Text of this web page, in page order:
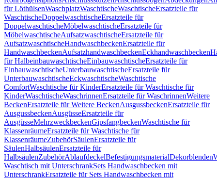
für LöthülsenWaschplatzWaschtischeWaschtischeErsatzteile für
WaschtischeDoppelwaschtischeErsatzteile für
DoppelwaschtischeMöbelwaschtischeErsatzteile für
MöbelwaschtischeAufsatzwaschtischeErsatzteile für
AufsatzwaschtischeHandwaschbeckenErsatzteile für
HandwaschbeckenAufsatzhandwaschbeckenEckhandwaschbecken
für HalbeinbauwaschtischeEinbauwaschtischeErsatzteile für
EinbauwaschtischeUnterbauwaschtischeErsatzteile für
UnterbauwaschtischeEckwaschtischeWaschtische
ComfortWaschtische für KinderErsatzteile für Waschtische für
KinderWaschtischeWaschrinnenErsatzteile für WaschrinnenWeitere
BeckenErsatzteile für Weitere BeckenAusgussbeckenErsatzteile für
AusgussbeckenAusgüsseErsatzteile für
AusgüsseMehrzweckbeckenGipsfangbeckenWaschtische für
KlassenräumeErsatzteile für Waschtische für
KlassenräumeZubehörSäulenErsatzteile für
SäulenHalbsäulenErsatzteile für
HalbsäulenZubehörAblaufdeckelBefestigungsmaterialDekorblenden
Waschtisch mit UnterschrankSets Handwaschbecken mit
UnterschrankErsatzteile für Sets Handwaschbecken mit